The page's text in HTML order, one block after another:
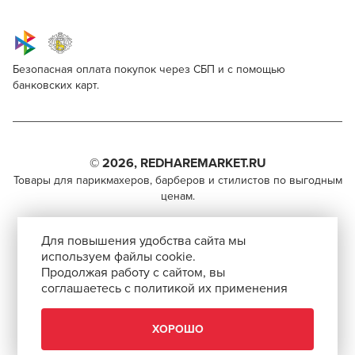
Безопасная оплата покупок через СБП и с помощью
банковских карт.
© 2026, REDHAREMARKET.RU
Товары для парикмахеров, барберов и стилистов по выгодным
ценам.
+7 (495) 981-65-84
info@redhare.ru
г. Москва, ул. Нижняя Красносельская, 35-64,
СМОТРЕТЬ НА КАРТЕ
Для повышения удобства сайта мы
используем файлы cookie.
Продолжая работу с сайтом, вы
соглашаетесь с политикой их применения
ХОРОШО
Kapous Professional Hyaluronic Acid 7/44
СКОПИРОВАТЬ ССЫЛКУ
ВКОНТАКТЕ
WHATSAPP
ЗАКРЫТЬ
парикмахерам, барберам, колористам и другим
специалистам бьюти-индустрии.